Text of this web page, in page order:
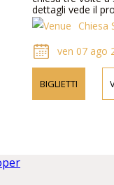
dettagli vede il
pagina web.Chiesa
ven 07 ago
BIGLIETTI